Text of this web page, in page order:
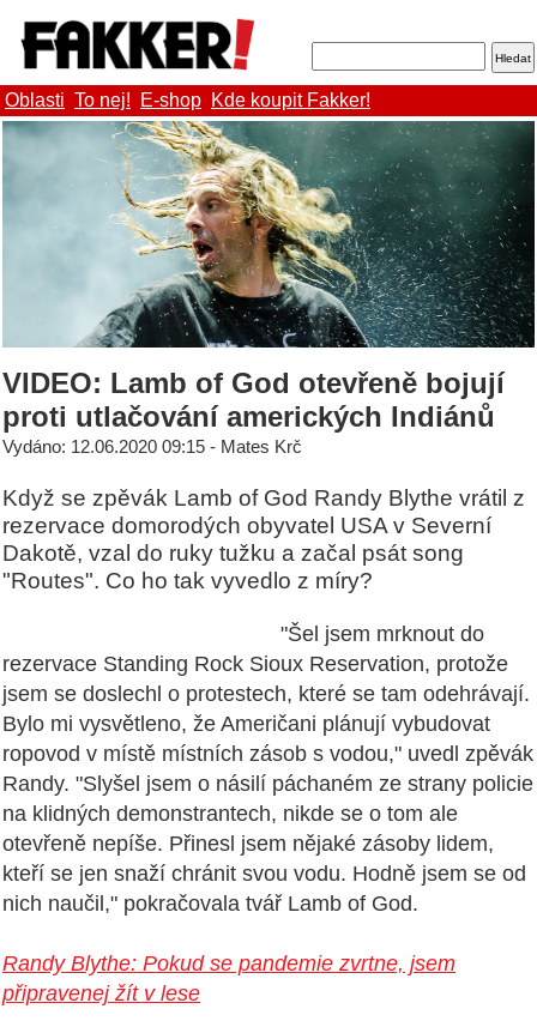
Oblasti To nej! E-shop Kde koupit Fakker!
VIDEO: Lamb of God otevřeně bojují
proti utlačování amerických Indiánů
Vydáno: 12.06.2020 09:15 - Mates Krč
Když se zpěvák Lamb of God Randy Blythe vrátil z
rezervace domorodých obyvatel USA v Severní
Dakotě, vzal do ruky tužku a začal psát song
"Routes". Co ho tak vyvedlo z míry?
"Šel jsem mrknout do
rezervace Standing Rock Sioux Reservation, protože
jsem se doslechl o protestech, které se tam odehrávají.
Bylo mi vysvětleno, že Američani plánují vybudovat
ropovod v místě místních zásob s vodou," uvedl zpěvák
Randy. "Slyšel jsem o násilí páchaném ze strany policie
na klidných demonstrantech, nikde se o tom ale
otevřeně nepíše. Přinesl jsem nějaké zásoby lidem,
kteří se jen snaží chránit svou vodu. Hodně jsem se od
nich naučil," pokračovala tvář Lamb of God.
Randy Blythe: Pokud se pandemie zvrtne, jsem
připravenej žít v lese